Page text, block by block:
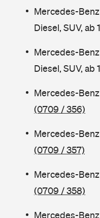
Mercedes-Benz
Diesel, SUV, ab
Mercedes-Benz
Diesel, SUV, ab
Mercedes-Benz
(0709 / 356)
Mercedes-Benz
(0709 / 357)
Mercedes-Benz
(0709 / 358)
Mercedes-Benz